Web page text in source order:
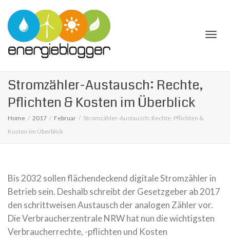
Stromzähler-Austausch: Rechte,
Pflichten & Kosten im Überblick
Home 2017 Februar
Stromzähler-Austausch: Rechte, Pflichten &
Kosten im Überblick
Bis 2032 sollen flächendeckend digitale Stromzähler in
Betrieb sein. Deshalb schreibt der Gesetzgeber ab 2017
den schrittweisen Austausch der analogen Zähler vor.
Die Verbraucherzentrale NRW hat nun die wichtigsten
Verbraucherrechte, -pflichten und Kosten